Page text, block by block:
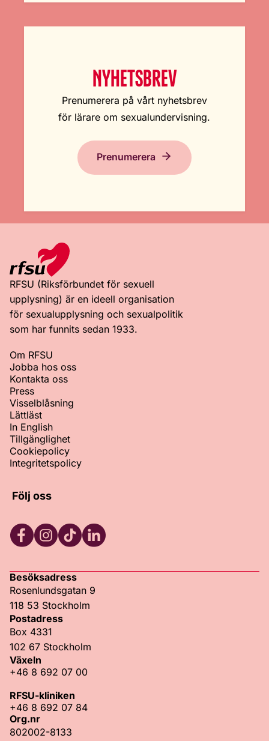
NYHETSBREV
Prenumerera på vårt nyhetsbrev
för lärare om sexualundervisning.
Prenumerera
RFSU (Riksförbundet för sexuell
upplysning) är en ideell organisation
för sexualupplysning och sexualpolitik
som har funnits sedan 1933.
Om RFSU
Jobba hos oss
Kontakta oss
Press
Visselblåsning
Lättläst
In English
Tillgänglighet
Cookiepolicy
Integritetspolicy
Följ oss
Besöksadress
Rosenlundsgatan 9
118 53 Stockholm
Postadress
Box 4331
102 67 Stockholm
Växeln
+46 8 692 07 00
RFSU-kliniken
+46 8 692 07 84
Org.nr
802002-8133